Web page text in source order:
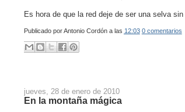
Es hora de que la red deje de ser una selva
Publicado porAntonio Cordón a las 12:03 0 comentarios
jueves, 28 de enero de 2010
En la montaña mágica